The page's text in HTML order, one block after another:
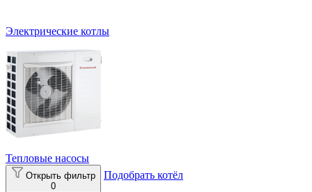
Электрические котлы
Тепловые насосы
Открыть фильтр
0
Подобрать котёл